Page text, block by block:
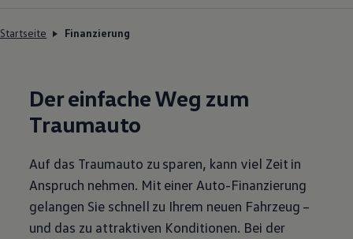
Startseite Finanzierung
Der einfache Weg zum
Traumauto
Auf das Traumauto zu sparen, kann viel Zeit in
Anspruch nehmen. Mit einer Auto-Finanzierung
gelangen Sie schnell zu Ihrem neuen Fahrzeug –
und das zu attraktiven Konditionen. Bei der